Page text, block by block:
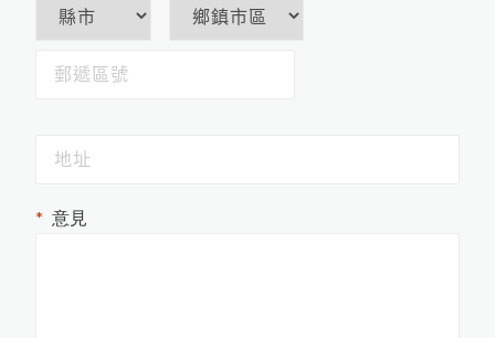
Rhopint ID影像傳輸外觀儀
羽毛的水分測量
米飯的含水量測量
意見